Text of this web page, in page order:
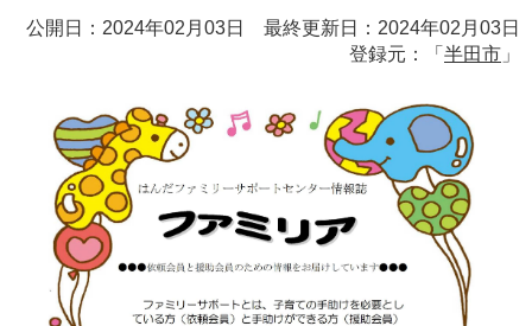
公開日：2024年02月03日 最終更新日：2024年02月03日
登録元：「 半田市 」